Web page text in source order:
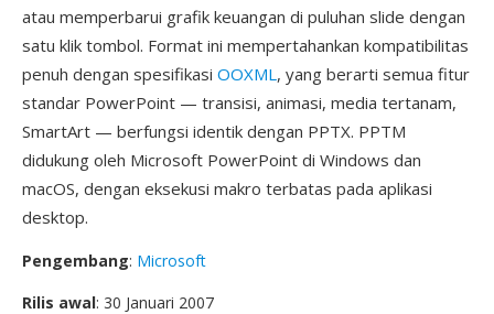
atau memperbarui grafik keuangan di puluhan slide dengan
satu klik tombol. Format ini mempertahankan kompatibilitas
penuh dengan spesifikasi OOXML, yang berarti semua fitur
standar PowerPoint — transisi, animasi, media tertanam,
SmartArt — berfungsi identik dengan PPTX. PPTM
didukung oleh Microsoft PowerPoint di Windows dan
macOS, dengan eksekusi makro terbatas pada aplikasi
desktop.
Pengembang: Microsoft
Rilis awal: 30 Januari 2007